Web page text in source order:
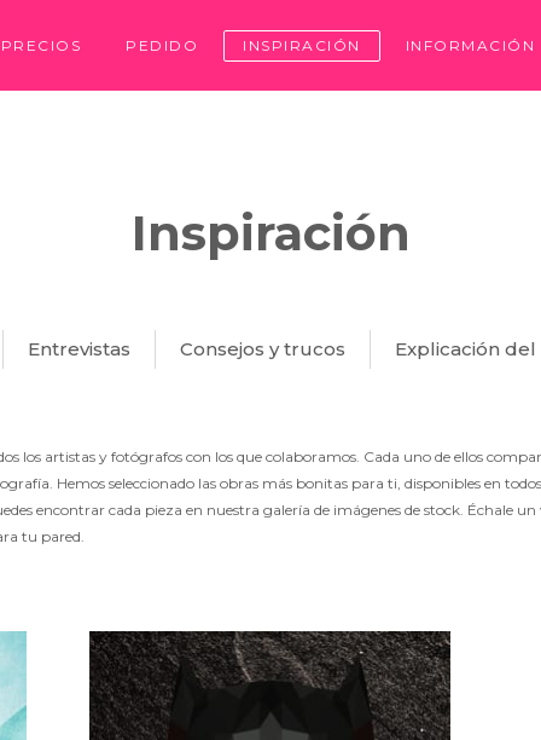
PRECIOS PEDIDO INSPIRACIÓN INFORMACIÓN
Inspiración
Entrevistas Consejos y trucos Explicación
los artistas y fotógrafos con los que colaboramos. Cada uno de ellos
Hemos seleccionado las obras más bonitas para ti, disponibles en
encontrar cada pieza en nuestra galería de imágenes de stock. Échale
tu pared.